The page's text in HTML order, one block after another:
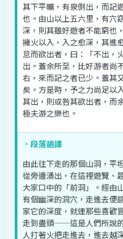
其下平曠 ， 有泉側出 ， 而記
也 。 由山以上五六里 ， 有穴
深 ， 則其雖好遊者不能窮也 ，
擁火以入 ， 入之愈深 ， 其進
怠而欲出者 ， 曰 ：「不出 ，
出 。 蓋余所至 ， 比好游者尚
右 ， 來而記之者已少 。 蓋其
矣 。 方是時 ， 予之力尚足以
其出 ， 則或咎其欲出者 ， 而
極夫游之樂也 。
．段落語譯
由此往下走的那個山洞 ， 平
從旁邊湧出 ， 在這裡遊覽 、
大家口中的 「前洞 」。 經由
有個幽深的洞穴 ， 走進去便
家它的深度 ， 就連那些喜歡
走到盡頭——這是人們所說
人打著火把走進去 ， 進去越